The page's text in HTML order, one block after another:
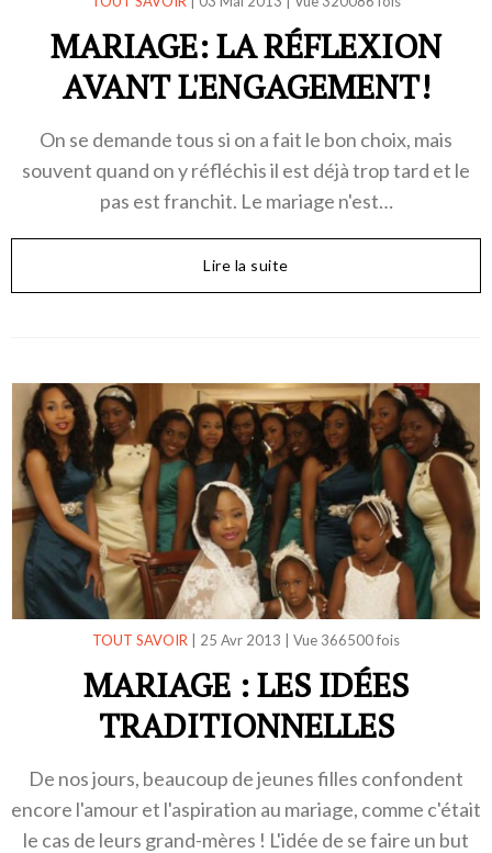
MARIAGE: LA RÉFLEXION
AVANT L'ENGAGEMENT!
On se demande tous si on a fait le bon choix, mais
souvent quand on y réfléchis il est déjà trop tard et le
pas est franchit. Le mariage n'est…
Lire la suite
TOUT SAVOIR 25 Avr 2013 Vue 366500 fois
MARIAGE : LES IDÉES
TRADITIONNELLES
De nos jours, beaucoup de jeunes filles confondent
encore l'amour et l'aspiration au mariage, comme c'était
le cas de leurs grand-mères ! L'idée de se faire un but